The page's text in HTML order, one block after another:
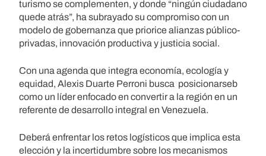
turismo se complementen, y donde “ningún ciudadano
quede atrás”, ha subrayado su compromiso con un
modelo de gobernanza que priorice alianzas público-
privadas, innovación productiva y justicia social.
Con una agenda que integra economía, ecología y
equidad, Alexis Duarte Perroni busca posicionarseb
como un líder enfocado en convertir a la región en un
referente de desarrollo integral en Venezuela.
Deberá enfrentar los retos logísticos que implica esta
elección y la incertidumbre sobre los mecanismos